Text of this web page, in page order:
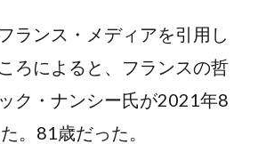
ランス・メディアを引用し
ろによると、フランスの哲
ク・ナンシー氏が2021年8
。81歳だった。